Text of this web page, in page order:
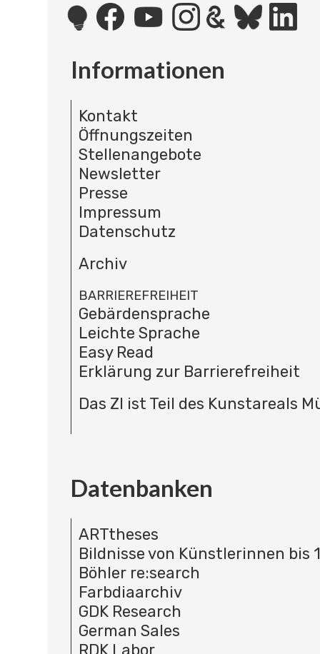
Informationen
Kontakt
Öffnungszeiten
Stellenangebote
Newsletter
Presse
Impressum
Datenschutz
Archiv
BARRIEREFREIHEIT
Gebärdensprache
Leichte Sprache
Easy Read
Erklärung zur Barrierefreiheit
Das ZI ist Teil des Kunstareals
Datenbanken
ARTtheses
Bildnisse von Künstlerinnen bis
Böhler re:search
Farbdiaarchiv
GDK Research
German Sales
RDK Labor